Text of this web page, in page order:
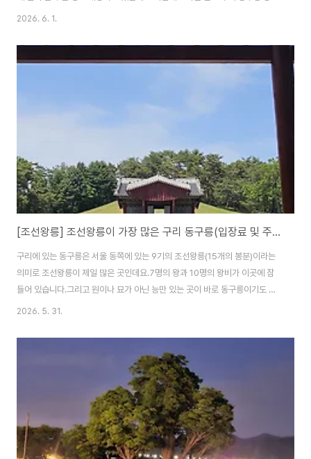
숲길을 걸었습니다. 조선왕릉 숲길 9개소 개방 소식과 함께 구리 동구릉의 왕
는 9기의 조선왕릉(15개의 봉분)이라는 의미로 7명의 왕과 10명의 왕비가 이
곳에 잠들어 있어 조선왕릉이 제일 많은 곳입니다. 아울러 원이나 묘가 아닌 왕
릉만 있는 곳이 바로 동구릉이기도 합니다. 1408년(태종 8) 조선을 건국한 태
조의 건원릉이 처음 조성되었고, 이후 문종의 현릉, 선조의 목릉, 현종의 숭릉,
2026. 6. 1.
[조선왕릉] 조선왕릉이 가장 많은 구리 동구릉(입장료 및 주차장 정보)
구리에 있는 동구릉은 서울 동쪽에 있는 9기의 조선왕릉(15개의 봉분)이라는
의미로 조선왕릉이 제일 많은 곳인데요.7명의 왕과 10명의 왕비가 이곳에 잠
들어 있습니다.그리고 원이나 묘가 아닌 능만 있는 곳이 바로 동구릉이기도 합
니다. 아울러 1408년(태종 8) 조선을 건국한 태조의 건원릉이 처음 조성되면
래된 곳이며, 문종의 현릉, 선조의 목릉, 현종의 숭릉, 장렬왕후의 휘릉, 단의왕
후의 혜릉, 영조의 원릉, 헌종의 경릉이 차례로 조성되었습니다.당시에는 능의
개수에 따라 동오릉, 동칠릉으로 불리다가 1855년(철종 6) 추촌 문조(효령세
자)의 수릉이 이곳에 옮겨지면서 동구릉이라 부르고 있습니다. 지난 5월 16일
2026. 5. 31.